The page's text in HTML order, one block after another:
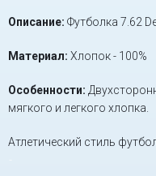
Описание: Футболка 7.62
Материал: Хлопок - 100%
Особенности:
мягкого и легкого хлопка.
Атлетический стиль